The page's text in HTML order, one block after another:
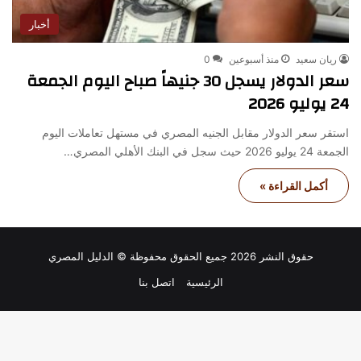
أخبار
ريان سعيد منذ أسبوعين 0
سعر الدولار يسجل 30 جنيهاً صباح اليوم الجمعة
24 يوليو 2026
استقر سعر الدولار مقابل الجنيه المصري في مستهل تعاملات اليوم
الجمعة 24 يوليو 2026 حيث سجل في البنك الأهلي المصري…
أكمل القراءة »
حقوق النشر 2026 جميع الحقوق محفوظة © الدليل المصري
الرئيسية
اتصل بنا